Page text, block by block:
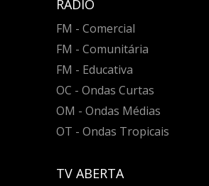
RÁDIO
FM - Comercial
FM - Comunitária
FM - Educativa
OC - Ondas Curtas
OM - Ondas Médias
OT - Ondas Tropicais
TV ABERTA